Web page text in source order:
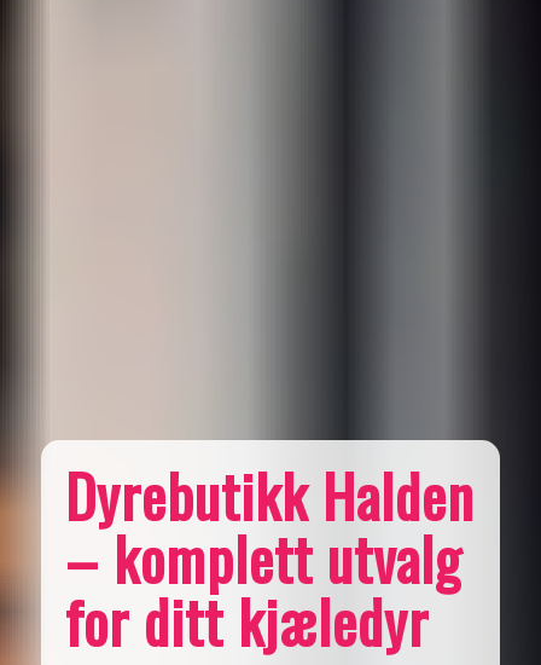
Dyrebutikk Halden
– komplett utvalg
for ditt kjæledyr